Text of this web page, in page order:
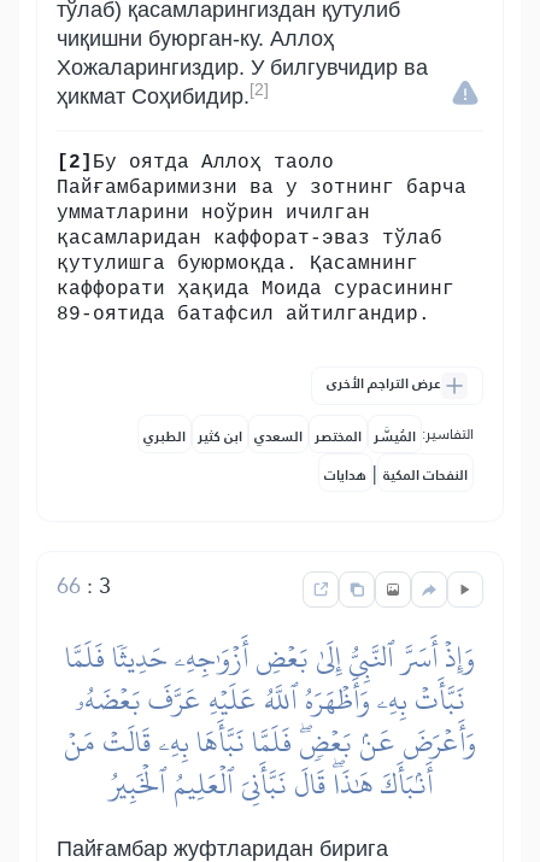
тўлаб) қасамларингиздан қутулиб
чиқишни буюрган-ку. Аллоҳ
Хожаларингиздир. У билгувчидир ва
ҳикмат Соҳибидир. [2]
[2] Бу оятда Аллоҳ таоло
Пайғамбаримизни ва у зотнинг барча
умматларини ноўрин ичилган
қасамларидан каффорат-эваз тўлаб
қутулишга буюрмоқда. Қасамнинг
каффорати ҳақида Моида сурасининг
89-оятида батафсил айтилгандир.
عرض التراجم الأخرى
التفاسير: المُيسَّر المختصر السعدي ابن كثير الطبري
النفحات المكية | هدايات
3
:
66
وَإِذۡ أَسَرَّ ٱلنَّبِيُّ إِلَىٰ بَعۡضِ أَزۡوَٰجِهِۦ حَدِيثٗا فَلَمَّا
نَبَّأَتۡ بِهِۦ وَأَظۡهَرَهُ ٱللَّهُ عَلَيۡهِ عَرَّفَ بَعۡضَهُۥ
وَأَعۡرَضَ عَنۢ بَعۡضٖۖ فَلَمَّا نَبَّأَهَا بِهِۦ قَالَتۡ مَنۡ
أَنۢبَأَكَ هَٰذَاۖ قَالَ نَبَّأَنِيَ ٱلۡعَلِيمُ ٱلۡخَبِيرُ
Пайғамбар жуфтларидан бирига